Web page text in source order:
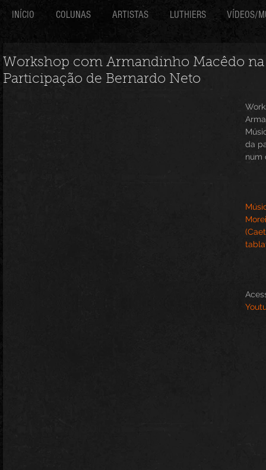
INÍCIO COLUNAS ARTISTAS LUTHIERS VÍDEOS/
Workshop com Armandinho Macêdo
Participação de Bernardo Neto
da
num